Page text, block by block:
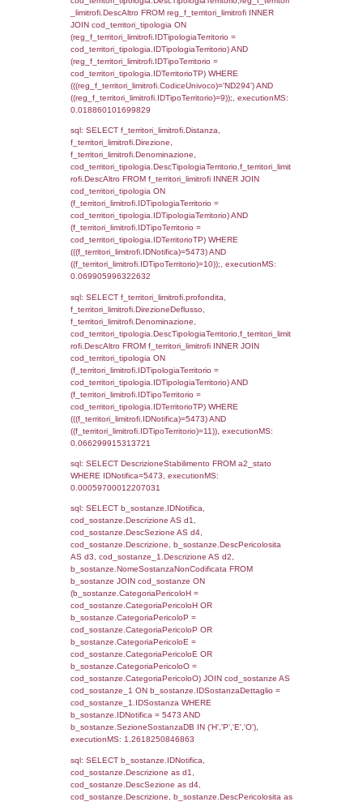
(f_territori_limitrofi.IDTipoTerritorio =
cod_territori_tipologia.IDTerritorioTP)
(((f_territori_limitrofi.IDNotifica)=5473) AND
((f_territori_limitrofi.IDTipoTerritorio)=3)),
0.069485902786255
sql: SELECT f_territori_limitrofi.Distanza,
f_territori_limitrofi.Direzione,
f_territori_limitrofi.Denominazione,
rofi.DescAltro FROM f_territori_limitrofi
cod_territori_tipologia ON
(f_territori_limitrofi.IDTipologiaTerritorio =
cod_territori_tipologia.IDTipologiaTerritorio)
(f_territori_limitrofi.IDTipoTerritorio =
(((f_territori_limitrofi.IDNotifica)=5473) AND
((f_territori_limitrofi.IDTipoTerritorio)=4)),
0.071696996688843
sql: SELECT f_territori_limitrofi.Distanza,
f_territori_limitrofi.Direzione,
f_territori_limitrofi.Denominazione,
f_territori_limitrofi.DescAltro FROM
JOIN cod_territori_tipologia ON
(f_territori_limitrofi.IDTipologiaTerritorio =
cod_territori_tipologia.IDTipologiaTerritorio)
(f_territori_limitrofi.IDTipoTerritorio =
cod_territori_tipologia.IDTerritorioTP)
(((f_territori_limitrofi.IDNotifica)=5473) AND
((f_territori_limitrofi.IDTipoTerritorio)=5)),
0.06996488571167
sql: SELECT f_territori_limitrofi.Distanza,
f_territori_limitrofi.Direzione,
f_territori_limitrofi.Denominazione,
rofi.DescAltro FROM f_territori_limitrofi
cod_territori_tipologia ON
(f_territori_limitrofi.IDTipologiaTerritorio =
cod_territori_tipologia.IDTipologiaTerritorio)
(f_territori_limitrofi.IDTipoTerritorio =
cod_territori_tipologia.IDTerritorioTP)